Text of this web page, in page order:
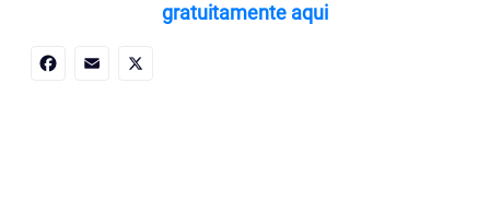
gratuitamente aqui